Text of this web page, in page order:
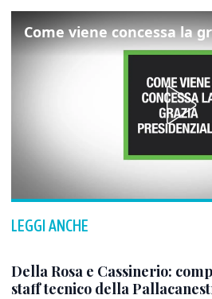
LEGGI ANCHE
Della Rosa e Cassinerio:
staff tecnico della